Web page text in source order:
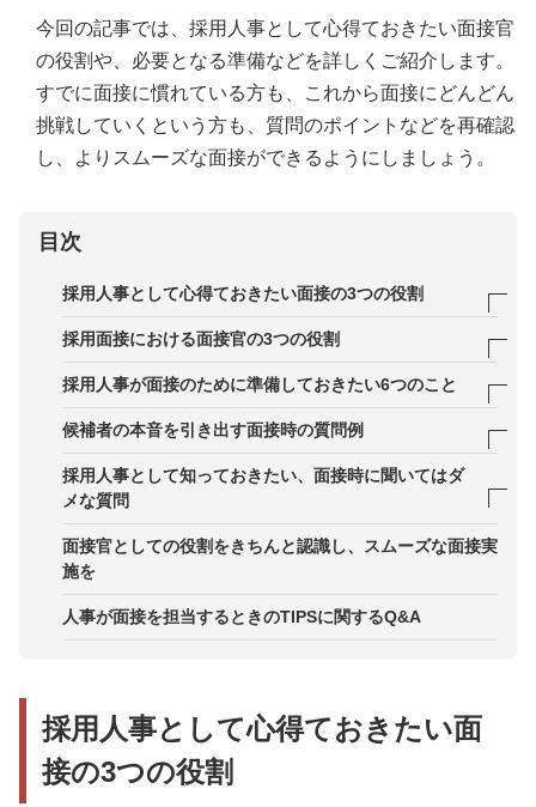
今回の記事では、採用人事として心得ておきたい面接官
の役割や、必要となる準備などを詳しくご紹介します。
すでに面接に慣れている方も、これから面接にどんどん
挑戦していくという方も、質問のポイントなどを再確認
し、よりスムーズな面接ができるようにしましょう。
目次
採用人事として心得ておきたい面接の3つの役割
1．選ぶ場でなく、知る場という認識を持つ
2．企業の印象を左右するという意識を持つ
3．積極的な情報開示を行う
採用面接における面接官の3つの役割
1．候補者の強みを最大限に引き出す
2．互いの理解における相違を最小限にする
3．自社の正確な情報を伝える
採用人事が面接のために準備しておきたい6つのこと
1．求める人物像を整理する
2．評価基準を作成する
4．評価基準の擦り合わせを行う
5．面接官トレーニングを実施する
候補者の本音を引き出す面接時の質問例
1．仕事観に関する質問
4．理想の環境を確認する質問
採用人事として知っておきたい、面接時に聞いてはダ
メな質問
1．候補者に責任がない内容
面接官としての役割をきちんと認識し、スムーズな面接実
施を
人事が面接を担当するときのTIPSに関するQ&A
採用人事として心得ておきたい面
接の3つの役割